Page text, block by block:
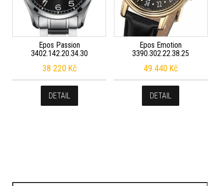
Epos Passion
3402.142.20.34.30
38 220 Kč
DETAIL
Epos Emotion
3390.302.22.38.25
49 440 Kč
DETAIL